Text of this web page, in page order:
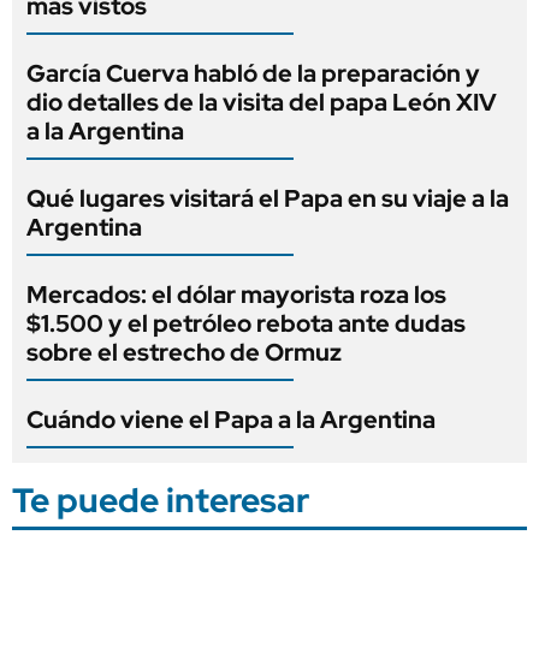
García Cuerva habló de la preparación y
dio detalles de la visita del papa León XIV
a la Argentina
Qué lugares visitará el Papa en su viaje a la
Argentina
Mercados: el dólar mayorista roza los
$1.500 y el petróleo rebota ante dudas
sobre el estrecho de Ormuz
Cuándo viene el Papa a la Argentina
Te puede interesar